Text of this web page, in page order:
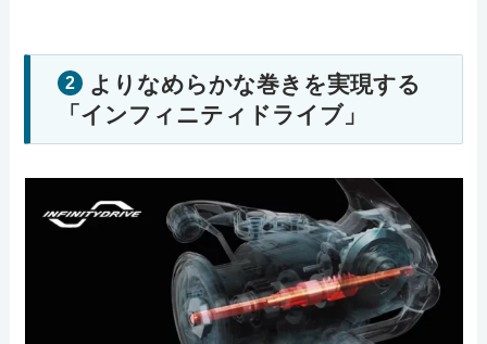
2
よりなめらかな巻きを実現する
「インフィニティドライブ」